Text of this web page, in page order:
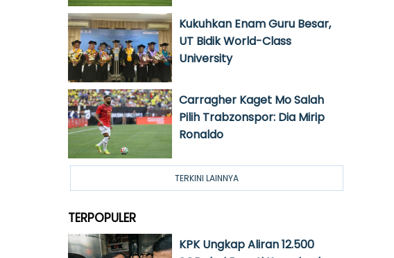
Kukuhkan Enam Guru Besar,
UT Bidik World-Class
University
Carragher Kaget Mo Salah
Pilih Trabzonspor: Dia Mirip
Ronaldo
TERKINI LAINNYA
TERPOPULER
KPK Ungkap Aliran 12.500